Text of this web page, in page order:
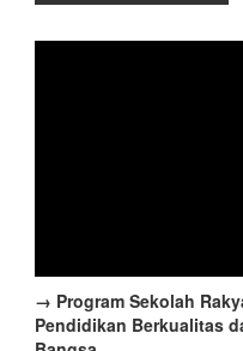
→ Program Sekolah
Pendidikan Berkualitas